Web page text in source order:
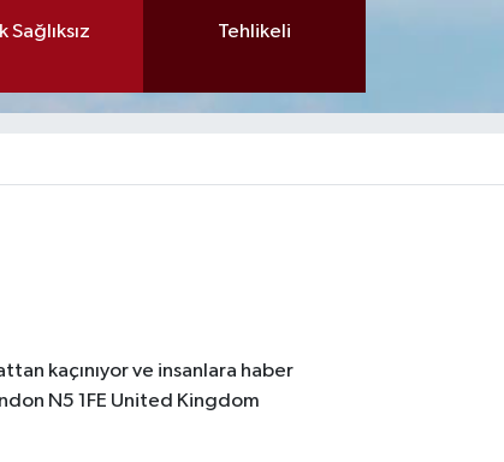
Sağlıksız Tehlikeli
kaçınıyor ve insanlara haber
N5 1FE United Kingdom